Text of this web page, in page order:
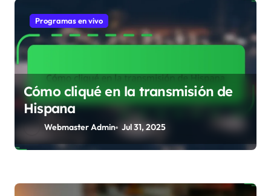
t
i
o
n
Programas en vivo
Cómo cliqué en la transmisión de
Hispana
Webmaster Admin Jul 31, 2025